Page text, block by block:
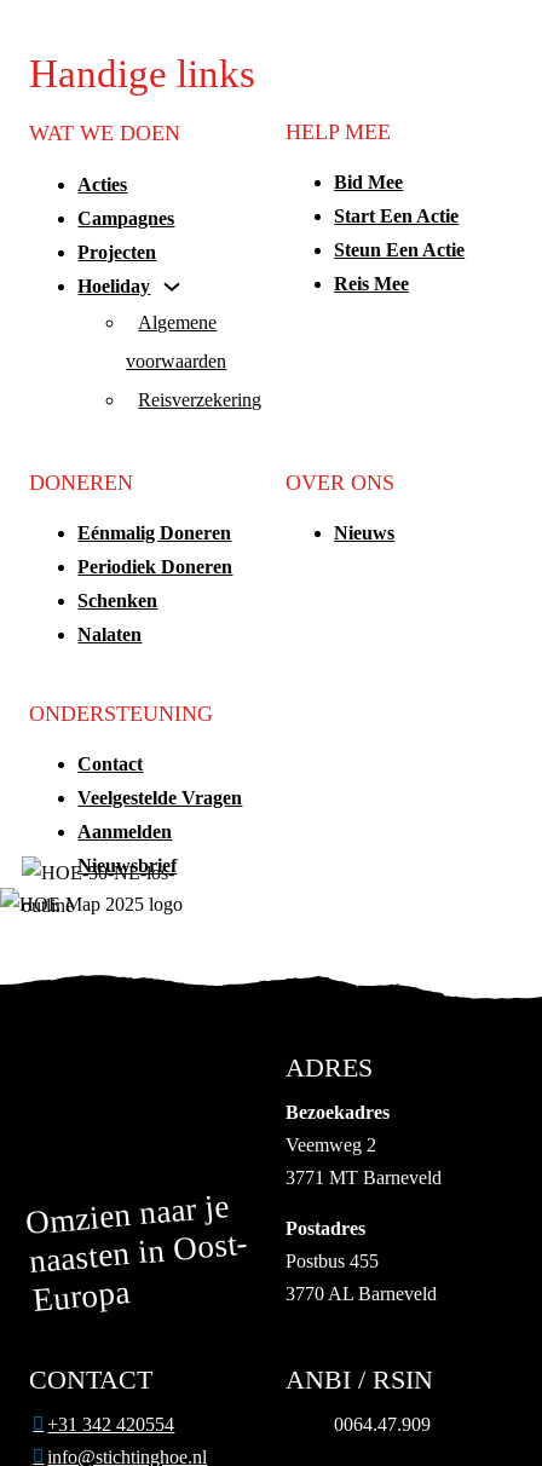
Handige links
WAT WE DOEN
Acties
Campagnes
Projecten
Hoeliday
Algemene
voorwaarden
Reisverzekering
HELP MEE
Bid Mee
Start Een Actie
Steun Een Actie
Reis Mee
DONEREN
Eénmalig Doneren
Periodiek Doneren
Schenken
Nalaten
OVER ONS
Nieuws
ONDERSTEUNING
Contact
Veelgestelde Vragen
Aanmelden
Nieuwsbrief
Omzien naar je
naasten in Oost-
Europa
ADRES
Bezoekadres
Veemweg 2
3771 MT Barneveld
Postadres
Postbus 455
3770 AL Barneveld
CONTACT
+31 342 420554
info@stichtinghoe.nl
ANBI / RSIN
0064.47.909